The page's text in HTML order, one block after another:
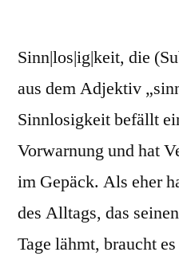
Sinn|los|ig|keit, die
aus dem Adjektiv
Sinnlosigkeit befällt
Vorwarnung und hat
im Gepäck. Als eher
des Alltags, das
Tage lähmt, braucht